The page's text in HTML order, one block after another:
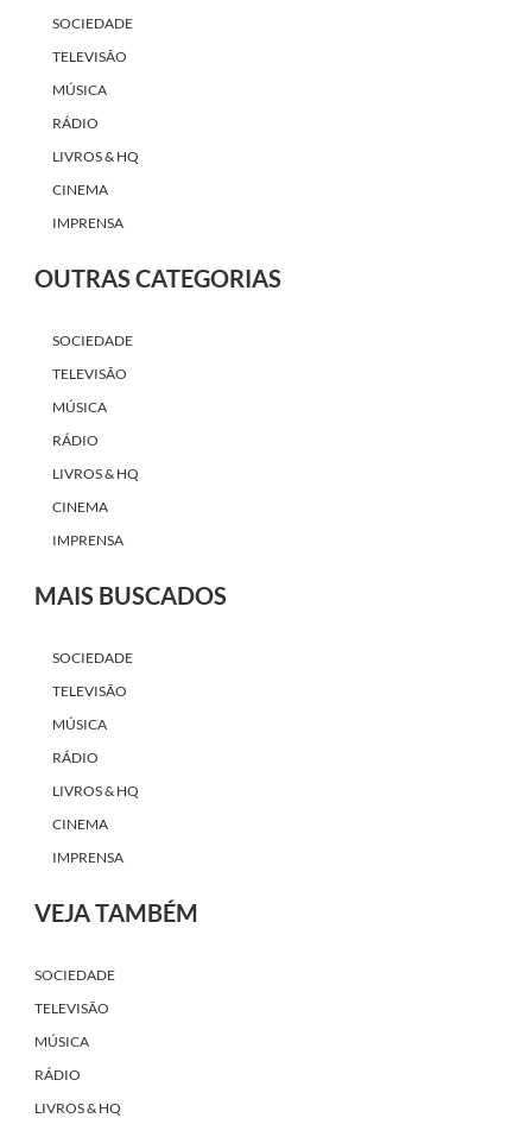
SOCIEDADE
TELEVISÃO
MÚSICA
RÁDIO
LIVROS & HQ
CINEMA
IMPRENSA
OUTRAS CATEGORIAS
SOCIEDADE
TELEVISÃO
MÚSICA
RÁDIO
LIVROS & HQ
CINEMA
IMPRENSA
MAIS BUSCADOS
SOCIEDADE
TELEVISÃO
MÚSICA
RÁDIO
LIVROS & HQ
CINEMA
IMPRENSA
VEJA TAMBÉM
SOCIEDADE
TELEVISÃO
MÚSICA
RÁDIO
LIVROS & HQ